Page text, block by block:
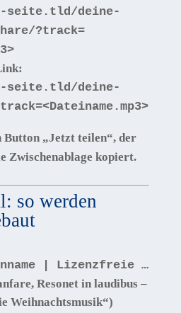
seite.tld/deine-
?track=
seite.tld/deine-
Button „Jetzt teilen“, der
Zwischenablage kopiert.
so werden
| Lizenzfreie …
Resonet in laudibus –
Weihnachtsmusik“)